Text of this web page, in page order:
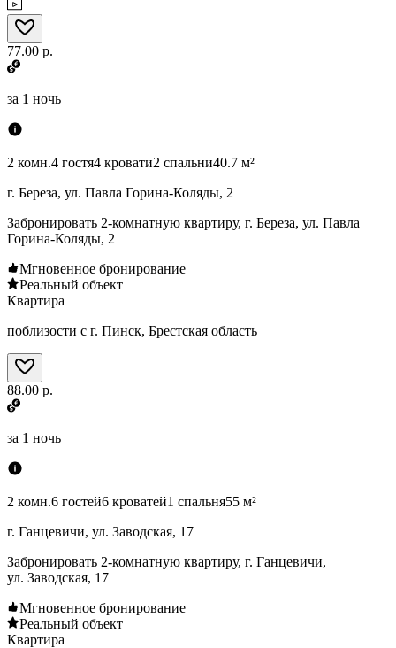
77.00 р.
за 1 ночь
2 комн.4 гостя4 кровати2 спальни40.7 м²
г. Береза, ул. Павла Горина-Коляды, 2
Забронировать 2-комнатную квартиру, г. Береза, ул. Павла
Горина-Коляды, 2
Мгновенное бронирование
Реальный объект
Квартира
поблизости с г. Пинск, Брестская область
88.00 р.
за 1 ночь
2 комн.6 гостей6 кроватей1 спальня55 м²
г. Ганцевичи, ул. Заводская, 17
Забронировать 2-комнатную квартиру, г. Ганцевичи,
ул. Заводская, 17
Мгновенное бронирование
Реальный объект
Квартира